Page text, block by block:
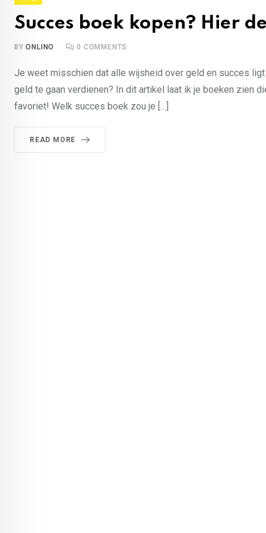
Succes boek kopen? Hier
BYONLINO 0 COMMENTS
Je weet misschien dat alle wijsheid over geld en succes
geld te gaan verdienen? In dit artikel laat ik je boeken zien
favoriet! Welk succes boek zou je […]
READ MORE